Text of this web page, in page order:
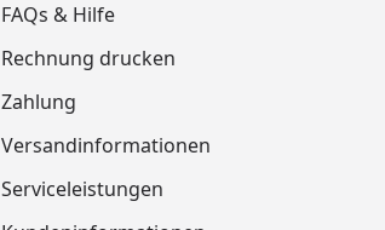
FAQs & Hilfe
Rechnung drucken
Zahlung
Versandinformationen
Serviceleistungen